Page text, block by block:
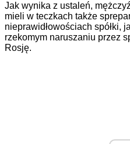
Jak wynika z ustaleń,
mieli w teczkach także
nieprawidłowościach spółki,
rzekomym naruszaniu przez
Rosję.